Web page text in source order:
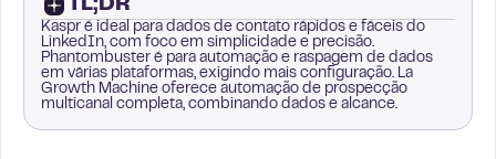
TL;DR
Kaspr é ideal para dados de contato rápidos e fáceis do
LinkedIn, com foco em simplicidade e precisão.
Phantombuster é para automação e raspagem de dados
em várias plataformas, exigindo mais configuração. La
Growth Machine oferece automação de prospecção
multicanal completa, combinando dados e alcance.